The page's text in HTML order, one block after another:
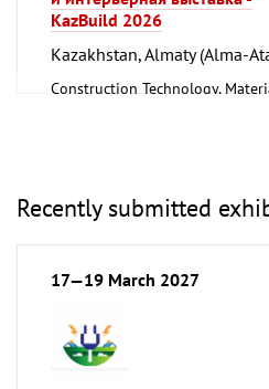
KazBuild 2026
Kazakhstan, Almaty (Alma-
Construction Technology,
Recently submitted
17—19 March 2027